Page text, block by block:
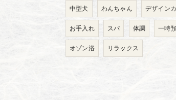
中型犬 わんちゃん デザイン
お手入れ スパ 体調 一時
オゾン浴 リラックス